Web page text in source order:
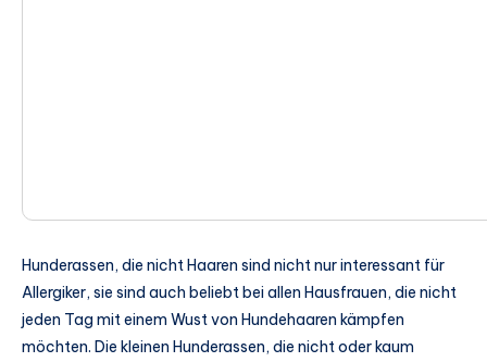
Hunderassen, die nicht Haaren sind nicht nur interessant für
Allergiker, sie sind auch beliebt bei allen Hausfrauen, die nicht
jeden Tag mit einem Wust von Hundehaaren kämpfen
möchten. Die kleinen Hunderassen, die nicht oder kaum